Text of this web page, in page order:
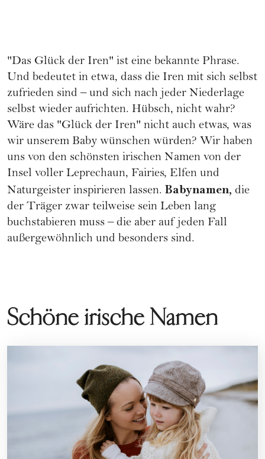
"Das Glück der Iren" ist eine bekannte Phrase.
Und bedeutet in etwa, dass die Iren mit sich selbst
zufrieden sind – und sich nach jeder Niederlage
selbst wieder aufrichten. Hübsch, nicht wahr?
Wäre das "Glück der Iren" nicht auch etwas, was
wir unserem Baby wünschen würden? Wir haben
uns von den schönsten irischen Namen von der
Insel voller Leprechaun, Fairies, Elfen und
Naturgeister inspirieren lassen. Babynamen, die
der Träger zwar teilweise sein Leben lang
buchstabieren muss – die aber auf jeden Fall
außergewöhnlich und besonders sind.
Schöne irische Namen